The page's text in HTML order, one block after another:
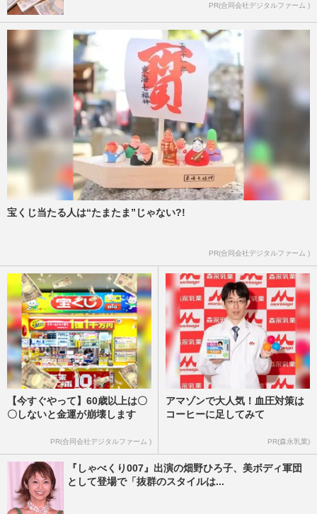
PR(合同会社デジタルファーム )
宝くじ当たる人は“たまたま”じゃない?!
PR(合同会社デジタルファーム )
【今すぐやって】60歳以上は〇
〇しないと金運が崩壊します
PR(合同会社デジタルファーム )
アマゾンで大人気！血圧対策は
コーヒーに足してみて
PR(森永乳業)
『しゃべくり007』出演の畑野ひろ子、美ボディ軍団
として登場で「抜群のスタイルは...